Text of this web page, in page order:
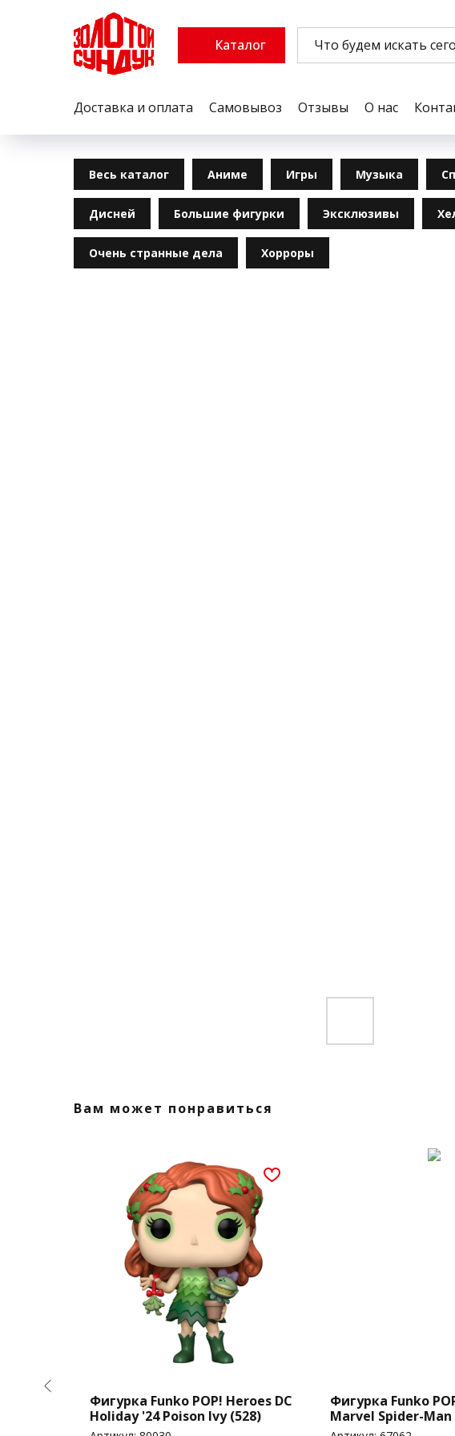
Каталог
Доставка и оплата Самовывоз Отзывы О нас
Весь каталог Аниме Игры Музыка
Дисней Большие фигурки Эксклюзивы
Очень странные дела Хорроры
Вам может понравиться
Фигурка Funko POP! Heroes DC
Holiday '24 Poison Ivy (528)
Фигурка Funko
Marvel Spider-Man
Home Statue Of